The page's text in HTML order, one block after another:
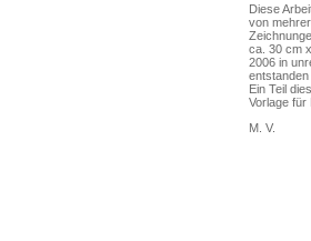
Diese
von
ca. 30 cm
2006 in
entstanden
Ein Teil
Vorlage für
M. V.